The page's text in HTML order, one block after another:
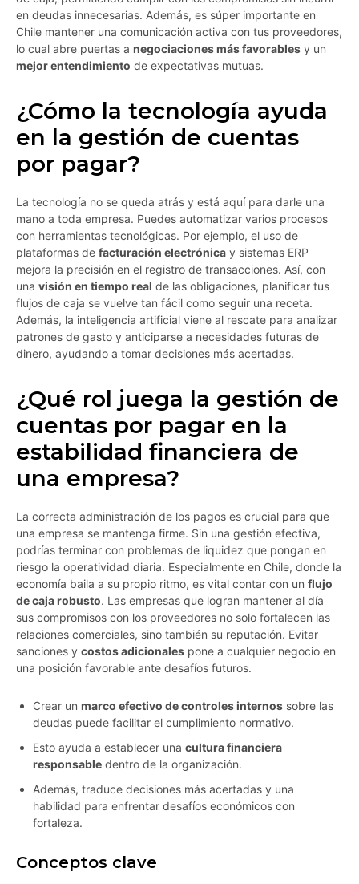
en deudas innecesarias. Además, es súper importante en
Chile mantener una comunicación activa con tus proveedores,
lo cual abre puertas a negociaciones más favorables y un
mejor entendimiento de expectativas mutuas.
¿Cómo la tecnología ayuda
en la gestión de cuentas
por pagar?
La tecnología no se queda atrás y está aquí para darle una
mano a toda empresa. Puedes automatizar varios procesos
con herramientas tecnológicas. Por ejemplo, el uso de
plataformas de facturación electrónica y sistemas ERP
mejora la precisión en el registro de transacciones. Así, con
una visión en tiempo real de las obligaciones, planificar tus
flujos de caja se vuelve tan fácil como seguir una receta.
Además, la inteligencia artificial viene al rescate para analizar
patrones de gasto y anticiparse a necesidades futuras de
dinero, ayudando a tomar decisiones más acertadas.
¿Qué rol juega la gestión de
cuentas por pagar en la
estabilidad financiera de
una empresa?
La correcta administración de los pagos es crucial para que
una empresa se mantenga firme. Sin una gestión efectiva,
podrías terminar con problemas de liquidez que pongan en
riesgo la operatividad diaria. Especialmente en Chile, donde la
economía baila a su propio ritmo, es vital contar con un flujo
de caja robusto. Las empresas que logran mantener al día
sus compromisos con los proveedores no solo fortalecen las
relaciones comerciales, sino también su reputación. Evitar
sanciones y costos adicionales pone a cualquier negocio en
una posición favorable ante desafíos futuros.
Crear un marco efectivo de controles internos sobre las
deudas puede facilitar el cumplimiento normativo.
Esto ayuda a establecer una cultura financiera
responsable dentro de la organización.
Además, traduce decisiones más acertadas y una
habilidad para enfrentar desafíos económicos con
fortaleza.
Conceptos clave